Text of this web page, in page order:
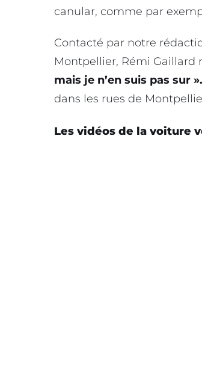
canular, comme par
Contacté par notre
Montpellier, Rémi Gaillard
mais je n’en suis pas sur ».
dans les rues de
Les vidéos de la voiture